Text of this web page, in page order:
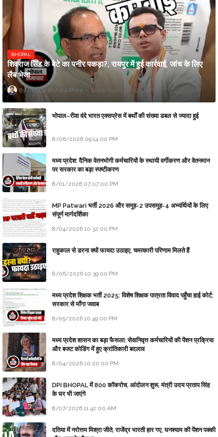
BHOPAL
शिवराज सिंह के बेटे का पनीर पकड़ा?, रायपुर में हुई कार्रवाई, जांच के लिए
लैब भेजा
Updesh Awasthee 8/06/2026 10:09:00 PM
भोपाल–रीवा वंदे भारत एक्सप्रेस में बर्थों की संख्या डबल से ज्यादा हुई
8/06/2026 09:14:00 PM
मध्य प्रदेश: दैनिक वेतनभोगी कर्मचारियों के स्थायी वर्गीकरण और वेतनमान
पर सरकार का बड़ा स्पष्टीकरण
8/01/2026 07:07:00 PM
MP Patwari भर्ती 2026 और समूह-2 उपसमूह-4 अभ्यर्थियों के लिए
संपूर्ण मार्गदर्शिका
8/04/2026 10:32:00 PM
राहुकाल से डरना क्यों फायदा उठाइए, चमत्कारी परिणाम मिलते हैं
8/06/2026 10:39:00 PM
मध्य प्रदेश शिक्षक भर्ती 2025: विशेष शिक्षक पात्रता विवाद पहुँचा हाई कोर्ट;
सरकार से माँगा जवाब
8/05/2026 10:49:00 PM
मध्य प्रदेश शासन का बड़ा फैसला: सेवानिवृत्त कर्मचारियों की पेंशन प्रक्रिया
और बजट कोडिंग में हुए क्रांतिकारी बदलाव
8/04/2026 10:20:00 PM
DPI BHOPAL में 800 कॉकरोच, आंदोलन शुरू, मंत्री उदय प्रताप सिंह
के घर भी जाएंगे
8/07/2026 11:42:00 AM
दतिया में नरोत्तम मिश्रा जीते, राजेंद्र भारती हार गए, घनश्याम की पेंशन पक्की